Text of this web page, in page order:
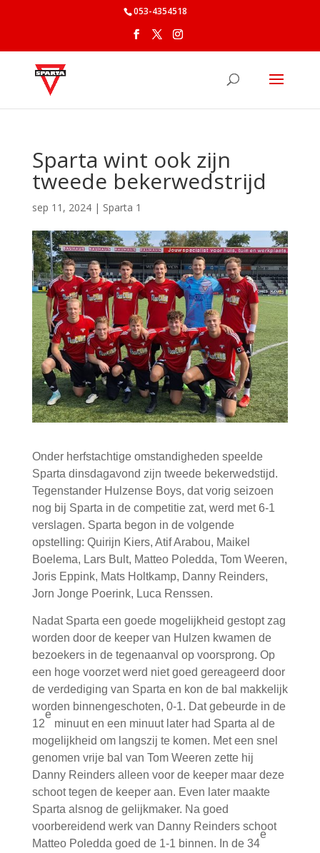
053-4354518
Sparta wint ook zijn
tweede bekerwedstrijd
sep 11, 2024| Sparta 1
Onder herfstachtige omstandigheden speelde
Sparta dinsdagavond zijn tweede bekerwedstijd.
Tegenstander Hulzense Boys, dat vorig seizoen
nog bij Sparta in de competitie zat, werd met 6-1
verslagen. Sparta begon in de volgende
opstelling: Quirijn Kiers, Atif Arabou, Maikel
Boelema, Lars Bult, Matteo Poledda, Tom Weeren,
Joris Eppink, Mats Holtkamp, Danny Reinders,
Jorn Jonge Poerink, Luca Renssen.
Nadat Sparta een goede mogelijkheid gestopt zag
worden door de keeper van Hulzen kwamen de
bezoekers in de tegenaanval op voorsprong. Op
een hoge voorzet werd niet goed gereageerd door
de verdediging van Sparta en kon de bal makkelijk
worden binnengeschoten, 0-1. Dat gebeurde in de
12
e
minuut en een minuut later had Sparta al de
mogelijkheid om langszij te komen. Met een snel
genomen vrije bal van Tom Weeren zette hij
Danny Reinders alleen voor de keeper maar deze
schoot tegen de keeper aan. Even later maakte
Sparta alsnog de gelijkmaker. Na goed
voorbereidend werk van Danny Reinders schoot
Matteo Poledda goed de 1-1 binnen. In de 34
e